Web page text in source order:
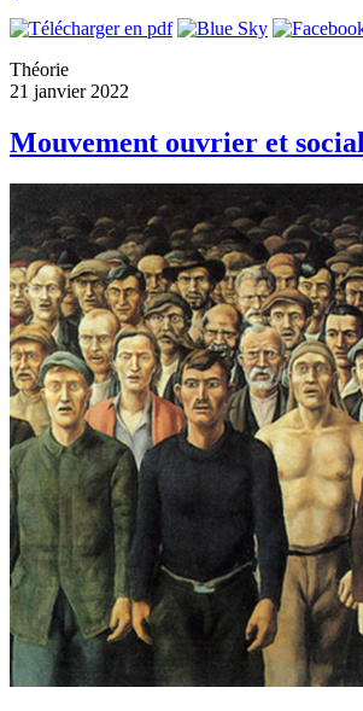
Théorie
21 janvier 2022
Mouvement ouvrier et